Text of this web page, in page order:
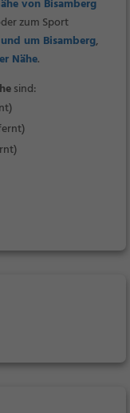
von Bisamberg
zum Sport
um Bisamberg,
Nähe.
sind: